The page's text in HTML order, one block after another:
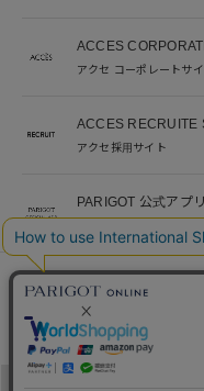
ACCES
アクセ コーポレートサ
ACCES RECRUITE
アクセ採用サイト
PARIGOT 公式アプリ
新着情報を、プッシュ
※当サイト掲載写真のオー